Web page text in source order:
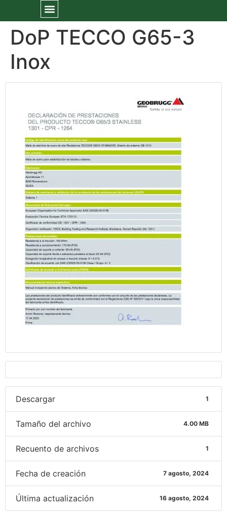
DoP TECCO G65-3
Inox
Descargar 1
Tamaño del archivo 4.00 MB
Recuento de archivos 1
Fecha de creación 7 agosto, 2024
Última actualización 16 agosto, 2024